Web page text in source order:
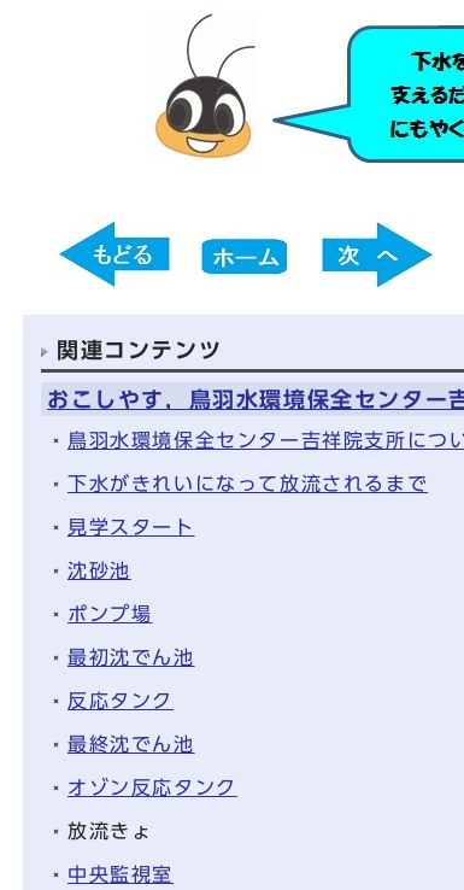
関連コンテンツ
おこしやす，鳥羽水環境保全センター
鳥羽水環境保全センター吉祥院支所につ
下水がきれいになって放流されるまで
見学スタート
沈砂池
ポンプ場
最初沈でん池
反応タンク
最終沈でん池
オゾン反応タンク
放流きょ
中央監視室